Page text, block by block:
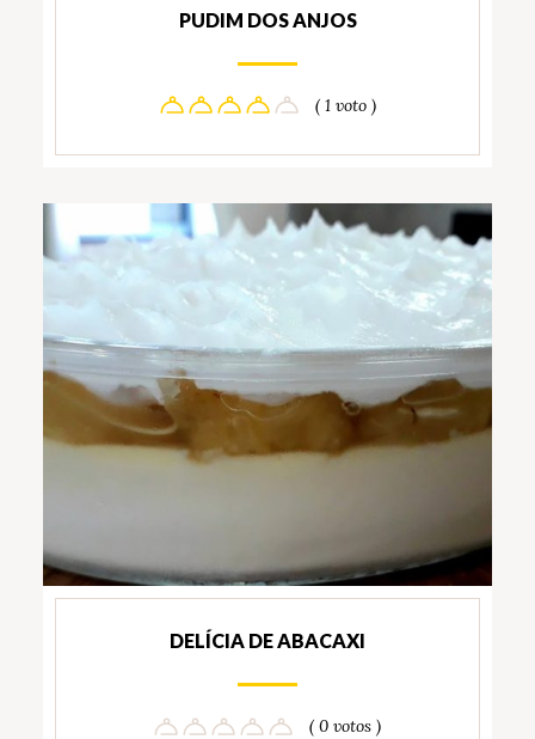
PUDIM DOS ANJOS
( 1 voto )
DELÍCIA DE ABACAXI
( 0 votos )